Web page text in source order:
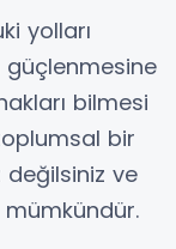
yolları
güçlenmesine
bilmesi
bir
değilsiniz ve